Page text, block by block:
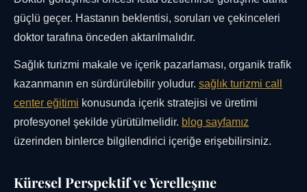
güçlü geçer. Hastanın beklentisi, soruları ve çekinceleri
doktor tarafına önceden aktarılmalıdır.
Sağlık turizmi makale ve içerik pazarlaması, organik trafik
kazanmanın en sürdürülebilir yoludur. sağlık turizmi call
center eğitimi konusunda içerik stratejisi ve üretimi
profesyonel şekilde yürütülmelidir. blog sayfamız
üzerinden binlerce bilgilendirici içeriğe erişebilirsiniz.
Küresel Perspektif ve Yerelleşme